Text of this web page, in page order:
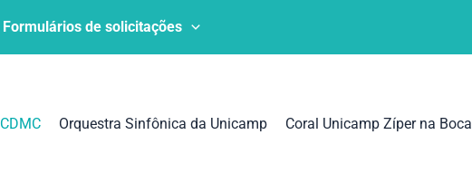
Formulários de solicitações
CDMC Orquestra Sinfônica da Unicamp Coral Unicamp Zíper na Boca